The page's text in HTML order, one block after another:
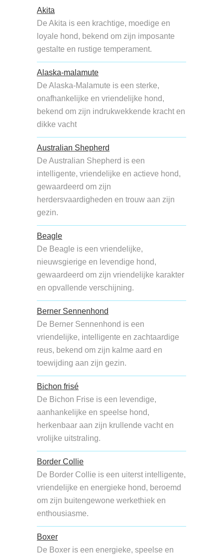
Akita
De Akita is een krachtige, moedige en
loyale hond, bekend om zijn imposante
gestalte en rustige temperament.
Alaska-malamute
De Alaska-Malamute is een sterke,
onafhankelijke en vriendelijke hond,
bekend om zijn indrukwekkende kracht en
dikke vacht
Australian Shepherd
De Australian Shepherd is een
intelligente, vriendelijke en actieve hond,
gewaardeerd om zijn
herdersvaardigheden en trouw aan zijn
gezin.
Beagle
De Beagle is een vriendelijke,
nieuwsgierige en levendige hond,
gewaardeerd om zijn vriendelijke karakter
en opvallende verschijning.
Berner Sennenhond
De Berner Sennenhond is een
vriendelijke, intelligente en zachtaardige
reus, bekend om zijn kalme aard en
toewijding aan zijn gezin.
Bichon frisé
De Bichon Frise is een levendige,
aanhankelijke en speelse hond,
herkenbaar aan zijn krullende vacht en
vrolijke uitstraling.
Border Collie
De Border Collie is een uiterst intelligente,
vriendelijke en energieke hond, beroemd
om zijn buitengewone werkethiek en
enthousiasme.
Boxer
De Boxer is een energieke, speelse en